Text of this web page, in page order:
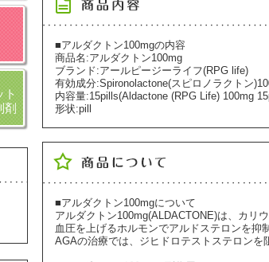
■アルダクトン100mgの内容
商品名:アルダクトン100mg
ブランド:アールピージーライフ(RPG life)
有効成分:Spironolactone(スピロノラクトン
内容量:15pills(Aldactone (RPG Life) 100mg
形状:pill
■アルダクトン100mgについて
アルダクトン100mg(ALDACTONE)は、カリ
血圧を上げるホルモンでアルドステロンを抑
AGAの治療では、ジヒドロテストステロンを
ト
剤